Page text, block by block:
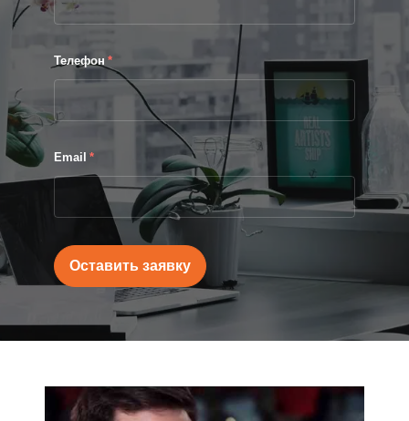
Телефон *
Email *
Оставить заявку